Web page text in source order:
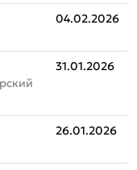
04.02.2026
31.01.2026
26.01.2026